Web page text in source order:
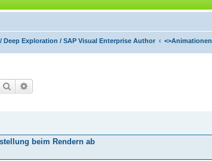
Deep Exploration / SAP Visual Enterprise Author <>Animationen
Suche
beim Rendern ab